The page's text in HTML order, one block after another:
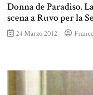
Donna de Paradiso.
scena a Ruvo per la
24 Marzo 2012